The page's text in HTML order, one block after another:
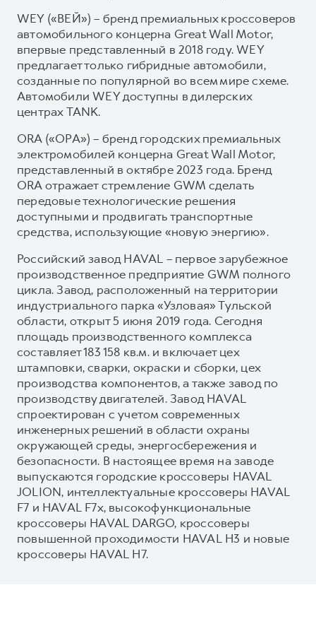
WEY («ВЕЙ») – бренд премиальных кроссоверов
автомобильного концерна Great Wall Motor,
впервые представленный в 2018 году. WEY
предлагает только гибридные автомобили,
созданные по популярной во всем мире схеме.
Автомобили WEY доступны в дилерских
центрах TANK.
ORA («ОРА») – бренд городских премиальных
электромобилей концерна Great Wall Motor,
представленный в октябре 2023 года. Бренд
ORA отражает стремление GWM сделать
передовые технологические решения
доступными и продвигать транспортные
средства, использующие «новую энергию».
Российский завод HAVAL – первое зарубежное
производственное предприятие GWM полного
цикла. Завод, расположенный на территории
индустриального парка «Узловая» Тульской
области, открыт 5 июня 2019 года. Сегодня
площадь производственного комплекса
составляет 183 158 кв.м. и включает цех
штамповки, сварки, окраски и сборки, цех
производства компонентов, а также завод по
производству двигателей. Завод HAVAL
спроектирован с учетом современных
инженерных решений в области охраны
окружающей среды, энергосбережения и
безопасности. В настоящее время на заводе
выпускаются городские кроссоверы HAVAL
JOLION, интеллектуальные кроссоверы HAVAL
F7 и HAVAL F7x, высокофункциональные
кроссоверы HAVAL DARGO, кроссоверы
повышенной проходимости HAVAL H3 и новые
кроссоверы HAVAL H7.